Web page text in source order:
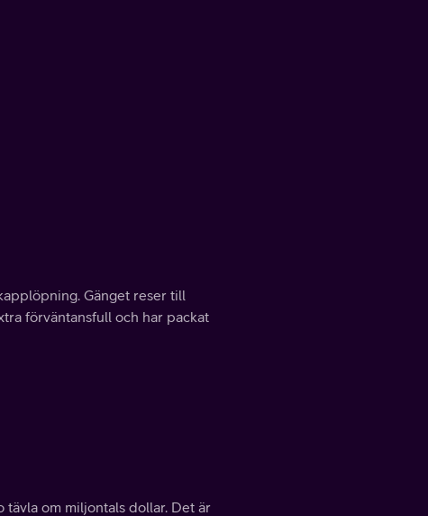
Gänget reser till
förväntansfull och har packat
tävla om miljontals dollar. Det är